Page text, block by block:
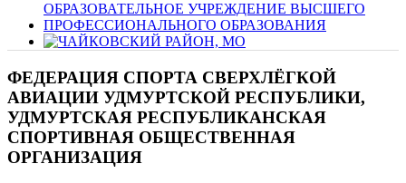
ФЕДЕРАЦИЯ СПОРТА СВЕРХЛЁГКОЙ
АВИАЦИИ УДМУРТСКОЙ РЕСПУБЛИКИ,
УДМУРТСКАЯ РЕСПУБЛИКАНСКАЯ
СПОРТИВНАЯ ОБЩЕСТВЕННАЯ
ОРГАНИЗАЦИЯ